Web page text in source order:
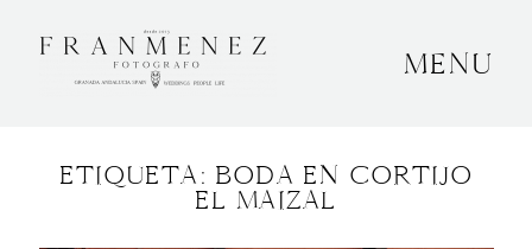
MENU
ETIQUETA: BODA EN CORTIJO
EL MAIZAL
SOBRE MÍ